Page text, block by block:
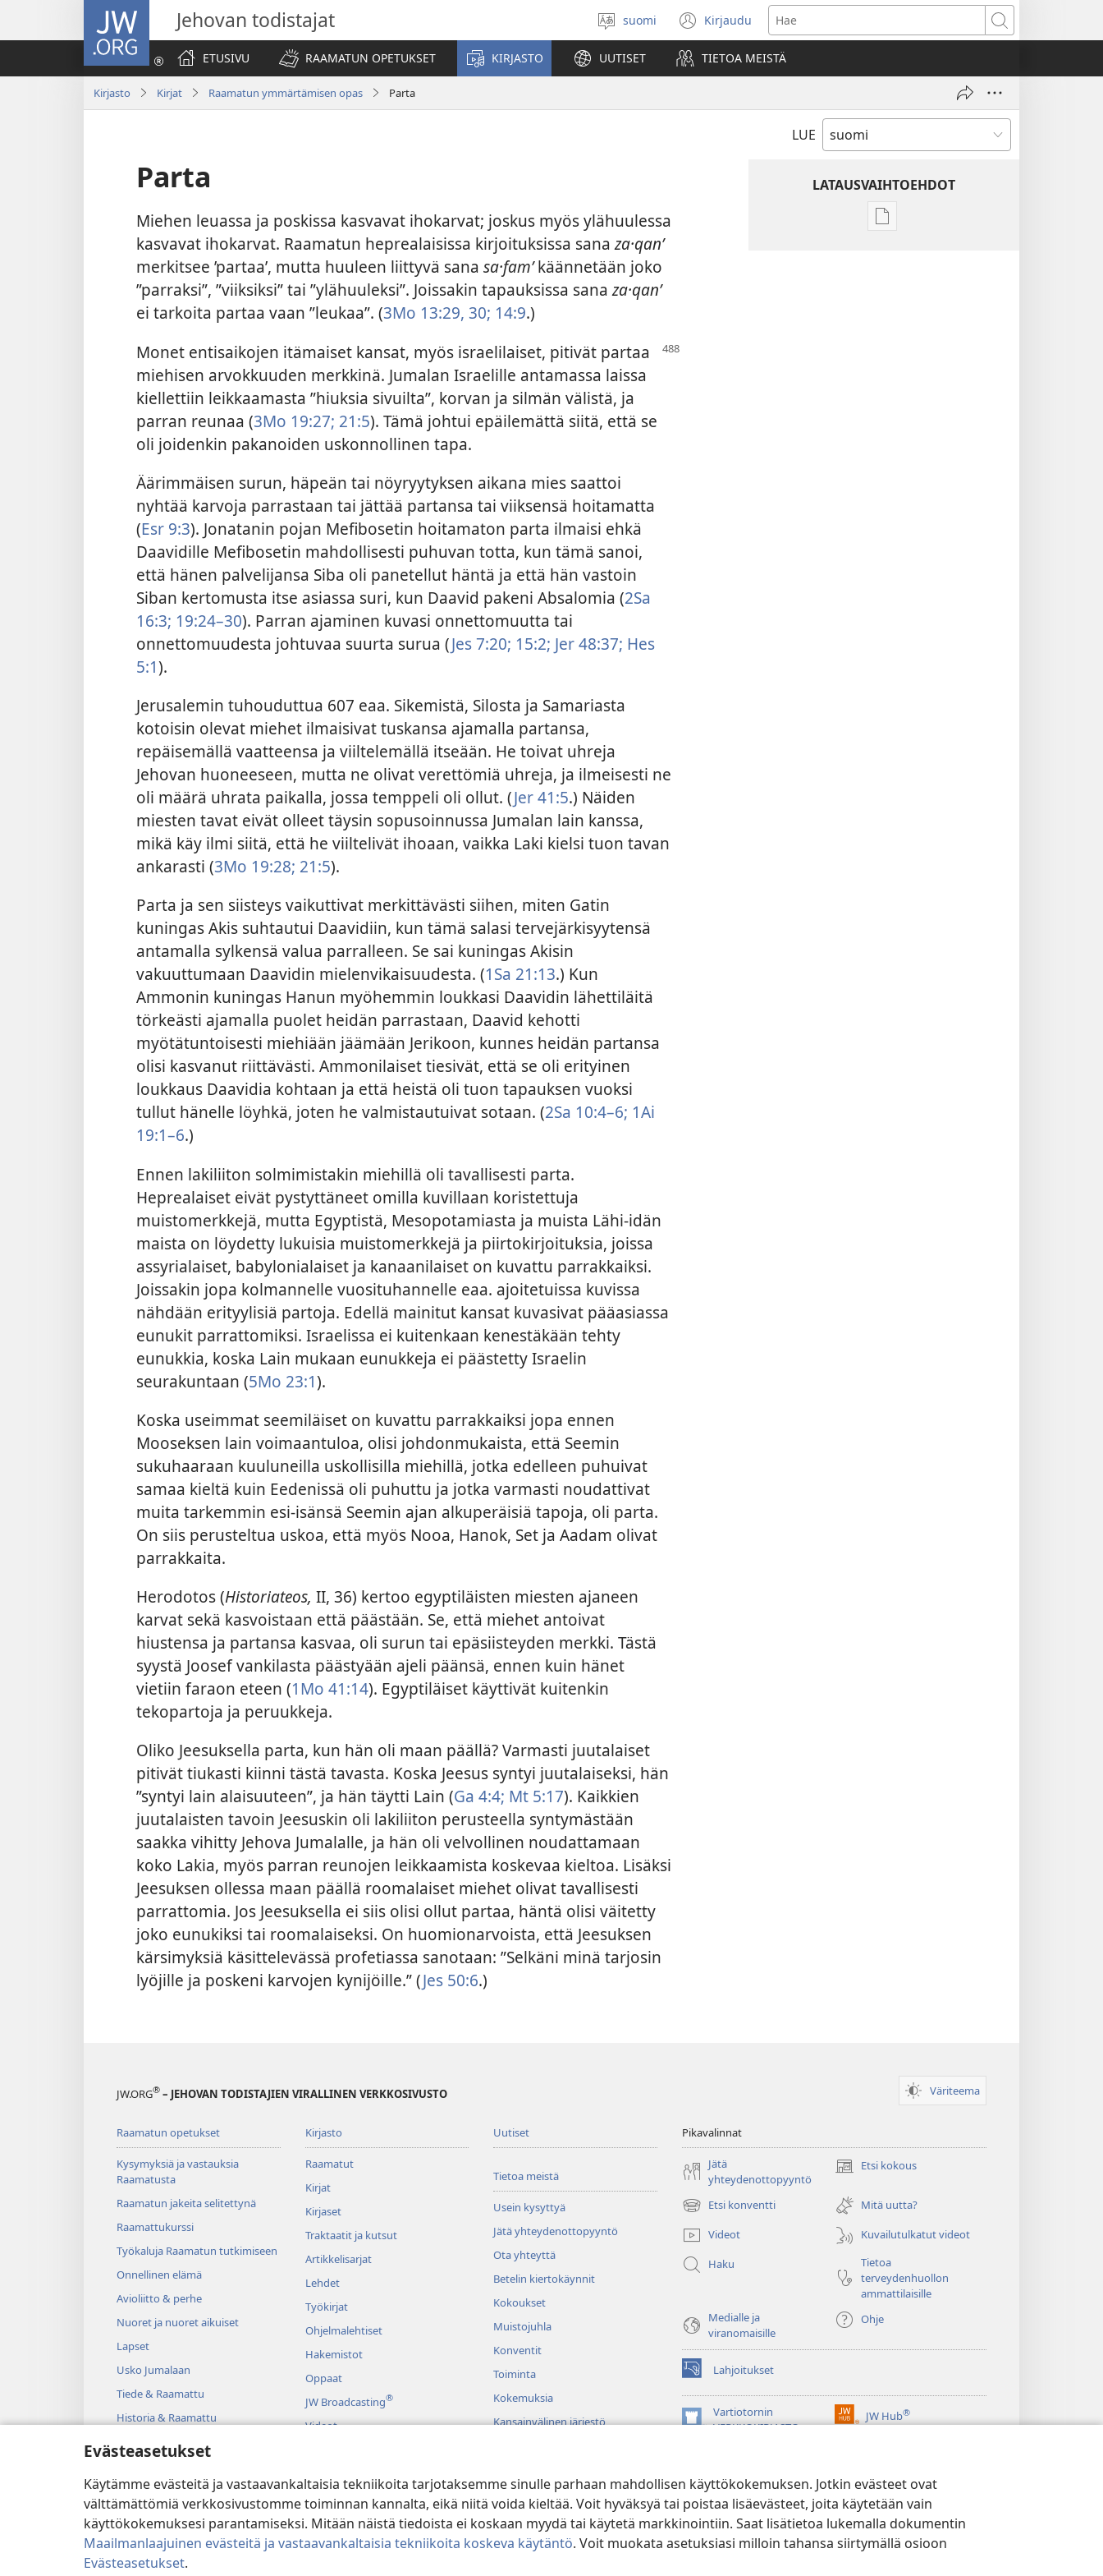
Evästeasetukset
Käytämme evästeitä ja vastaavankaltaisia tekniikoita tarjotaksemme sinulle parhaan mahdollisen käyttökokemuksen. Jotkin evästeet ovat
välttämättömiä verkkosivustomme toiminnan kannalta, eikä niitä voida kieltää. Voit hyväksyä tai poistaa lisäevästeet, joita käytetään vain
käyttökokemuksesi parantamiseksi. Mitään näistä tiedoista ei koskaan myydä tai käytetä markkinointiin. Saat lisätietoa lukemalla dokumentin
Maailmanlaajuinen evästeitä ja vastaavankaltaisia tekniikoita koskeva käytäntö. Voit muokata asetuksiasi milloin tahansa siirtymällä osioon
Evästeasetukset.
JW.ORG Jehovan todistajat
Valitse
kieli
suomi Kirjaudu
(avaa
uuden
ikkunan)
Hae
ETUSIVU
RAAMATUN OPETUKSET KIRJASTO UUTISET TIETOA MEISTÄ
Kirjasto Kirjat Raamatun ymmärtämisen opas Parta
LUE
Parta
Miehen leuassa ja poskissa kasvavat ihokarvat; joskus myös ylähuulessa
kasvavat ihokarvat. Raamatun heprealaisissa kirjoituksissa sanaza·qanʹ
merkitsee ’partaa’, mutta huuleen liittyvä sana sa·famʹkäännetään joko
”parraksi”, ”viiksiksi” tai ”ylähuuleksi”. Joissakin tapauksissa sanaza·qanʹ
ei tarkoita partaa vaan ”leukaa”. (3Mo 13:29, 30; 14:9.)
Monet entisaikojen itämaiset kansat, myös israelilaiset, pitivät partaa
miehisen arvokkuuden merkkinä. Jumalan Israelille antamassa laissa
kiellettiin leikkaamasta ”hiuksia sivuilta”, korvan ja silmän välistä, ja
parran reunaa (3Mo 19:27; 21:5). Tämä johtui epäilemättä siitä, että se
oli joidenkin pakanoiden uskonnollinen tapa.
Äärimmäisen surun, häpeän tai nöyryytyksen aikana mies saattoi
nyhtää karvoja parrastaan tai jättää partansa tai viiksensä hoitamatta
(Esr 9:3). Jonatanin pojan Mefibosetin hoitamaton parta ilmaisi ehkä
Daavidille Mefibosetin mahdollisesti puhuvan totta, kun tämä sanoi,
että hänen palvelijansa Siba oli panetellut häntä ja että hän vastoin
Siban kertomusta itse asiassa suri, kun Daavid pakeni Absalomia (2Sa
16:3; 19:24–30). Parran ajaminen kuvasi onnettomuutta tai
onnettomuudesta johtuvaa suurta surua (Jes 7:20; 15:2; Jer 48:37; Hes
5:1).
Jerusalemin tuhouduttua 607 eaa. Sikemistä, Silosta ja Samariasta
kotoisin olevat miehet ilmaisivat tuskansa ajamalla partansa,
repäisemällä vaatteensa ja viiltelemällä itseään. He toivat uhreja
Jehovan huoneeseen, mutta ne olivat verettömiä uhreja, ja ilmeisesti ne
oli määrä uhrata paikalla, jossa temppeli oli ollut. (Jer 41:5.) Näiden
miesten tavat eivät olleet täysin sopusoinnussa Jumalan lain kanssa,
mikä käy ilmi siitä, että he viiltelivät ihoaan, vaikka Laki kielsi tuon tavan
ankarasti (3Mo 19:28; 21:5).
Parta ja sen siisteys vaikuttivat merkittävästi siihen, miten Gatin
kuningas Akis suhtautui Daavidiin, kun tämä salasi tervejärkisyytensä
antamalla sylkensä valua parralleen. Se sai kuningas Akisin
vakuuttumaan Daavidin mielenvikaisuudesta. (1Sa 21:13.) Kun
Ammonin kuningas Hanun myöhemmin loukkasi Daavidin lähettiläitä
törkeästi ajamalla puolet heidän parrastaan, Daavid kehotti
myötätuntoisesti miehiään jäämään Jerikoon, kunnes heidän partansa
olisi kasvanut riittävästi. Ammonilaiset tiesivät, että se oli erityinen
loukkaus Daavidia kohtaan ja että heistä oli tuon tapauksen vuoksi
tullut hänelle löyhkä, joten he valmistautuivat sotaan. (2Sa 10:4–6; 1Ai
19:1–6.)
Ennen lakiliiton solmimistakin miehillä oli tavallisesti parta.
Heprealaiset eivät pystyttäneet omilla kuvillaan koristettuja
muistomerkkejä, mutta Egyptistä, Mesopotamiasta ja muista Lähi-idän
maista on löydetty lukuisia muistomerkkejä ja piirtokirjoituksia, joissa
assyrialaiset, babylonialaiset ja kanaanilaiset on kuvattu parrakkaiksi.
Joissakin jopa kolmannelle vuosituhannelle eaa. ajoitetuissa kuvissa
nähdään erityylisiä partoja. Edellä mainitut kansat kuvasivat pääasiassa
eunukit parrattomiksi. Israelissa ei kuitenkaan kenestäkään tehty
eunukkia, koska Lain mukaan eunukkeja ei päästetty Israelin
seurakuntaan (5Mo 23:1).
Koska useimmat seemiläiset on kuvattu parrakkaiksi jopa ennen
Mooseksen lain voimaantuloa, olisi johdonmukaista, että Seemin
sukuhaaraan kuuluneilla uskollisilla miehillä, jotka edelleen puhuivat
samaa kieltä kuin Eedenissä oli puhuttu ja jotka varmasti noudattivat
muita tarkemmin esi-isänsä Seemin ajan alkuperäisiä tapoja, oli parta.
On siis perusteltua uskoa, että myös Nooa, Hanok, Set ja Aadam olivat
parrakkaita.
Herodotos (Historiateos, II, 36) kertoo egyptiläisten miesten ajaneen
karvat sekä kasvoistaan että päästään. Se, että miehet antoivat
hiustensa ja partansa kasvaa, oli surun tai epäsiisteyden merkki. Tästä
syystä Joosef vankilasta päästyään ajeli päänsä, ennen kuin hänet
vietiin faraon eteen (1Mo 41:14). Egyptiläiset käyttivät kuitenkin
tekopartoja ja peruukkeja.
Oliko Jeesuksella parta, kun hän oli maan päällä? Varmasti juutalaiset
pitivät tiukasti kiinni tästä tavasta. Koska Jeesus syntyi juutalaiseksi, hän
”syntyi lain alaisuuteen”, ja hän täytti Lain (Ga 4:4; Mt 5:17). Kaikkien
juutalaisten tavoin Jeesuskin oli lakiliiton perusteella syntymästään
saakka vihitty Jehova Jumalalle, ja hän oli velvollinen noudattamaan
koko Lakia, myös parran reunojen leikkaamista koskevaa kieltoa. Lisäksi
Jeesuksen ollessa maan päällä roomalaiset miehet olivat tavallisesti
parrattomia. Jos Jeesuksella ei siis olisi ollut partaa, häntä olisi väitetty
joko eunukiksi tai roomalaiseksi. On huomionarvoista, että Jeesuksen
kärsimyksiä käsittelevässä profetiassa sanotaan: ”Selkäni minä tarjosin
lyöjille ja poskeni karvojen kynijöille.” (Jes 50:6.)
LATAUSVAIHTOEHDOT
Julkaisujen
JW.ORG® – JEHOVAN TODISTAJIEN VIRALLINEN VERKKOSIVUSTO Väriteema
Raamatun opetukset
Kysymyksiä ja vastauksia
Raamatusta
Raamatun jakeita selitettynä
Raamattukurssi
Työkaluja Raamatun tutkimiseen
Onnellinen elämä
Avioliitto & perhe
Nuoret ja nuoret aikuiset
Lapset
Usko Jumalaan
Tiede & Raamattu
Historia & Raamattu
Kirjasto
Raamatut
Kirjat
Kirjaset
Traktaatit ja kutsut
Artikkelisarjat
Lehdet
Työkirjat
Ohjelmalehtiset
Hakemistot
Oppaat
JW Broadcasting®
Videot
Dramatisoitu raamatunluku
Uutiset
Tietoa meistä
Usein kysyttyä
Jätä yhteydenottopyyntö
Ota yhteyttä
Betelin kiertokäynnit
Kokoukset
Muistojuhla
Konventit
Toiminta
Kokemuksia
Kansainvälinen järjestö
Pikavalinnat
Jätä
yhteydenottopyyntö
Etsi kokous
(avaa
ikkunan)
Etsi konventti
(avaa
uuden
ikkunan)
Mitä uutta?
Videot
Kuvailutulkatut videot
Haku
Tietoa
terveydenhuollon
ammattilaisille
Medialle ja
viranomaisille
Ohje
Lahjoitukset
(avaa
uuden
ikkunan)Vartiotornin
VERKKOKIRJASTO
(avaa
JW Hub®
(avaa